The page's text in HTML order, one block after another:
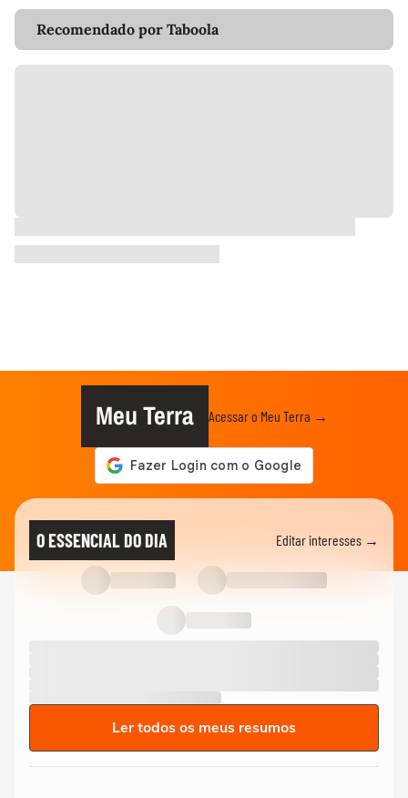
Recomendado por Taboola
Meu Terra Acessar o Meu Terra →
O ESSENCIAL DO DIA Editar interesses →
Ler todos os meus resumos